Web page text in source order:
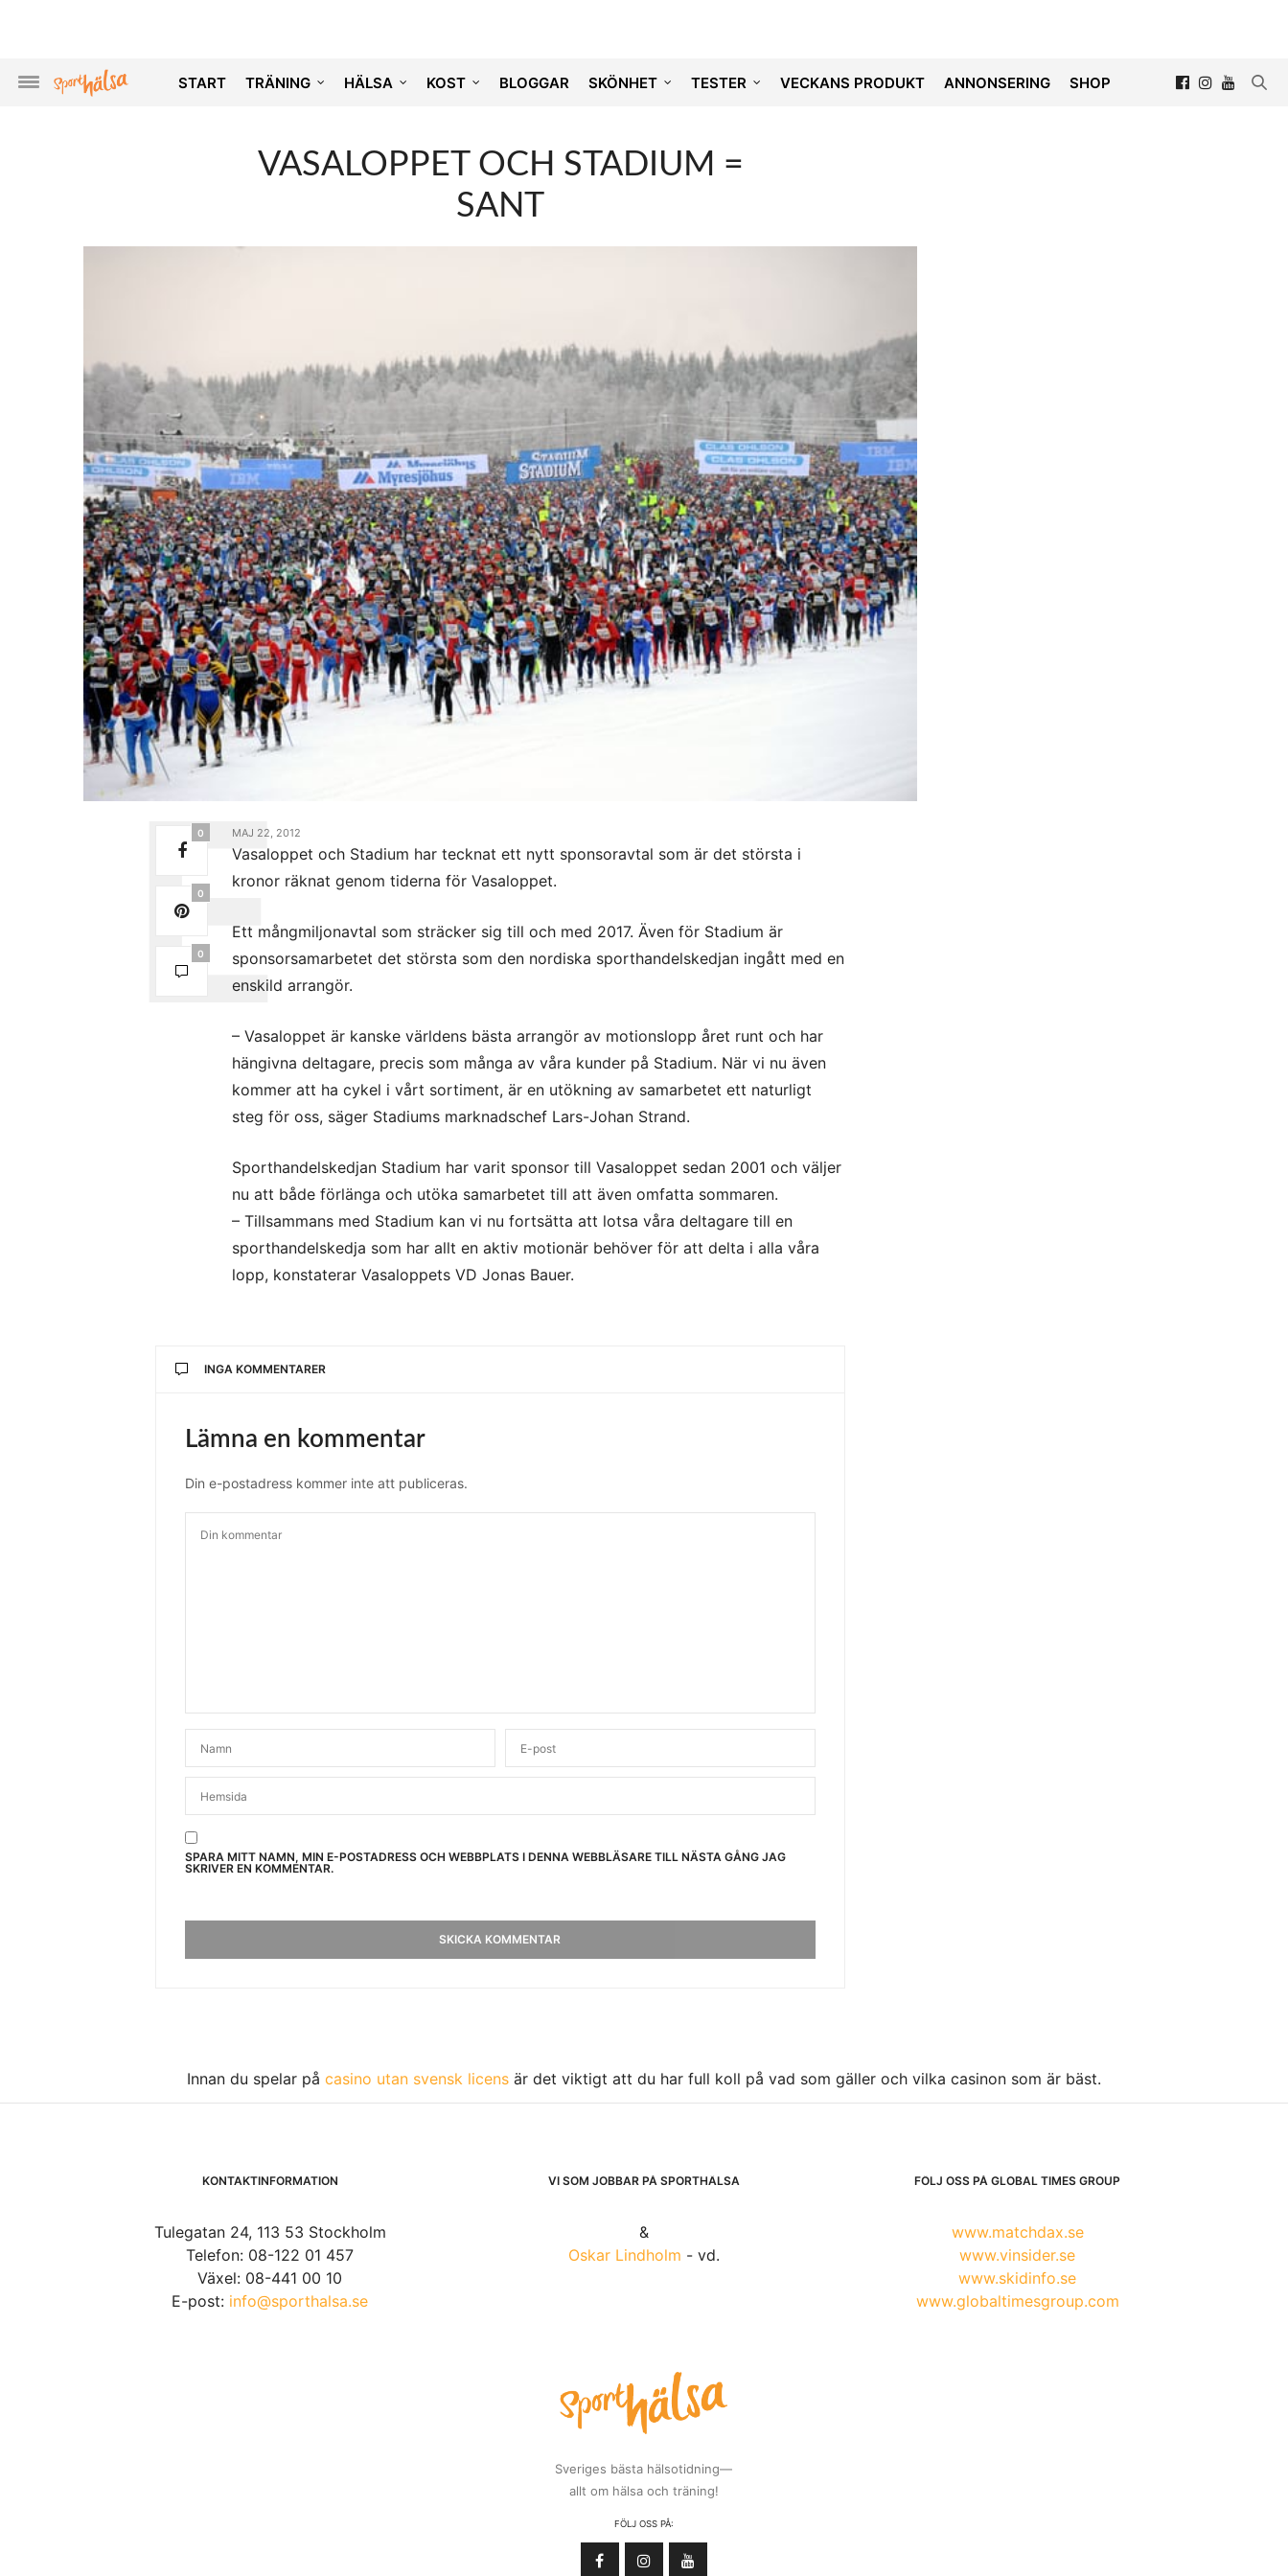
START TRÄNING HÄLSA KOST BLOGGAR SKÖNHET TESTER VECKANS PRODUKT ANNONSERING SHOP
VASALOPPET OCH STADIUM =
SANT
0
0
0
MAJ 22, 2012
Vasaloppet och Stadium har tecknat ett nytt sponsoravtal som är det största i
kronor räknat genom tiderna för Vasaloppet.
Ett mångmiljonavtal som sträcker sig till och med 2017. Även för Stadium är
sponsorsamarbetet det största som den nordiska sporthandelskedjan ingått med en
enskild arrangör.
– Vasaloppet är kanske världens bästa arrangör av motionslopp året runt och har
hängivna deltagare, precis som många av våra kunder på Stadium. När vi nu även
kommer att ha cykel i vårt sortiment, är en utökning av samarbetet ett naturligt
steg för oss, säger Stadiums marknadschef Lars-Johan Strand.
Sporthandelskedjan Stadium har varit sponsor till Vasaloppet sedan 2001 och väljer
nu att både förlänga och utöka samarbetet till att även omfatta sommaren.
– Tillsammans med Stadium kan vi nu fortsätta att lotsa våra deltagare till en
sporthandelskedja som har allt en aktiv motionär behöver för att delta i alla våra
lopp, konstaterar Vasaloppets VD Jonas Bauer.
INGA KOMMENTARER
Lämna en kommentar
Din e-postadress kommer inte att publiceras.
SPARA MITT NAMN, MIN E-POSTADRESS OCH WEBBPLATS I DENNA WEBBLÄSARE TILL NÄSTA GÅNG JAG
SKRIVER EN KOMMENTAR.
Innan du spelar på casino utan svensk licens är det viktigt att du har full koll på vad som gäller och vilka casinon som är bäst.
KONTAKTINFORMATION
Tulegatan 24, 113 53 Stockholm
Telefon: 08-122 01 457
Växel: 08-441 00 10
E-post: info@sporthalsa.se
VI SOM JOBBAR PÅ SPORTHÄLSA
&
Oskar Lindholm - vd.
Sveriges bästa hälsotidning—
allt om hälsa och träning!
FÖLJ OSS PÅ:
FÖLJ OSS PÅ GLOBAL TIMES GROUP
www.matchdax.se
www.vinsider.se
www.skidinfo.se
www.globaltimesgroup.com